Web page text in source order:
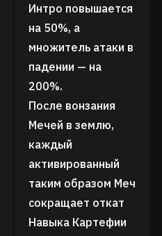
Интро повышается
на 50%, а
множитель атаки в
падении — на
200%.
После вонзания
Мечей в землю,
каждый
активированный
таким образом Меч
сокращает откат
Навыка Картефии